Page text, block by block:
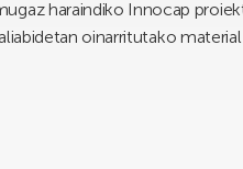
haraindiko Innocap
oinarritutako